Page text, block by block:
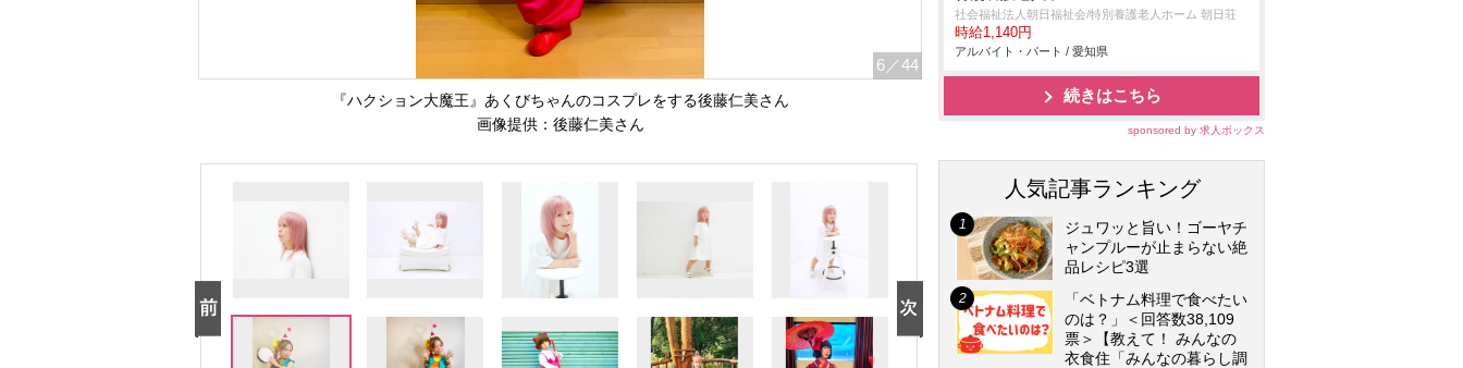
6 ／44
『ハクション大魔王』あくびちゃんのコスプレをする後藤仁美さん
画像提供：後藤仁美さん
社会福祉法人朝日福祉会/特別養護老人ホーム 朝日荘
時給1,140円
アルバイト・パート / 愛知県
続きはこちら
sponsored by 求人ボックス
人気記事ランキング
ジュワッと旨い！ゴーヤチ
ャンプルーが止まらない絶
品レシピ3選
「ベトナム料理で食べたい
のは？」＜回答数38,109
票＞【教えて！ みんなの
衣食住「みんなの暮らし調